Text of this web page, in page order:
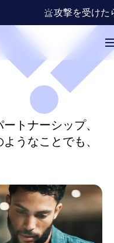
攻撃を受けた
トナーシップ、
うなことでも、